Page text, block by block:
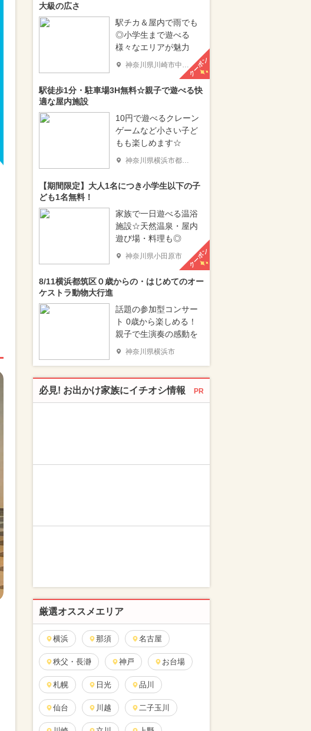
大級の広さ
駅チカ＆屋内で雨でも
◎小学生まで遊べる
様々なエリアが魅力
神奈川県川崎市中原区 クーポン
駅徒歩1分・駐車場3H無料☆親子で遊べる快
適な屋内施設
10円で遊べるクレーン
ゲームなど小さい子ど
もも楽しめます☆
神奈川県横浜市都筑区
【期間限定】大人1名につき小学生以下の子
ども1名無料！
家族で一日遊べる温浴
施設☆天然温泉・屋内
遊び場・料理も◎
神奈川県小田原市 クーポン
8/11横浜都筑区０歳からの・はじめてのオー
ケストラ動物大行進
話題の参加型コンサー
ト 0歳から楽しめる！
親子で生演奏の感動を
神奈川県横浜市
必見! お出かけ家族にイチオシ情報 PR
厳選オススメエリア
横浜 那須 名古屋
秩父・長瀞 神戸 お台場
札幌 日光 品川
仙台 川越 二子玉川